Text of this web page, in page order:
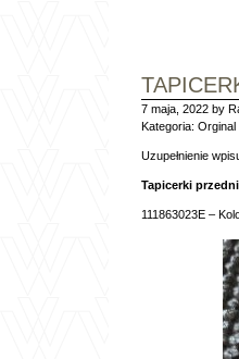
7 maja, 2022 by
Kategoria: Orginal
Uzupełnienie
Tapicerki
111863023E –